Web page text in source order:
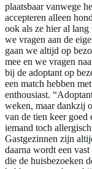
plaatsbaar vanwege
accepteren alleen
ook als ze hier al
we vragen aan de
gaan we altijd op
mee en we vragen
bij de adoptant op
een match hebben
enthousiast.
weken, maar dankzij
van de tien keer goed
iemand toch
Gastgezinnen zijn
daarna wordt een
die de huisbezoeken